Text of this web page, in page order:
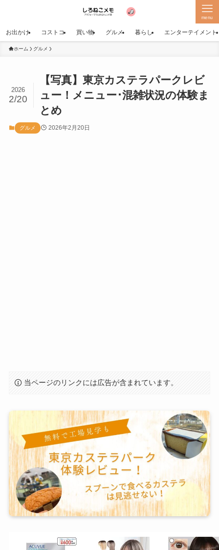
menu
お出かけ コストコ 買い物 グルメ 暮らし エンターテイメント
ホーム グルメ
【写真】東京カステラパークレビ
ュー！メニュー･混雑状況の体験ま
とめ
2026
2/20
グルメ 2026年2月20日
当ページのリンクには広告が含まれています。